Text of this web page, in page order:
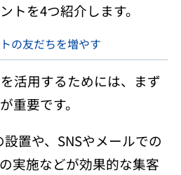
トを4つ紹介します。
の友だちを増やす
活用するためには、まず
重要です。
置や、SNSやメールでの
実施などが効果的な集客